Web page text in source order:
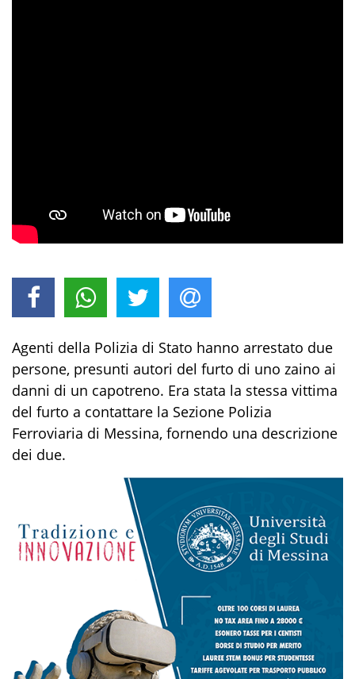
Agenti della Polizia di Stato hanno arrestato due
persone, presunti autori del furto di uno zaino ai
danni di un capotreno. Era stata la stessa vittima
del furto a contattare la Sezione Polizia
Ferroviaria di Messina, fornendo una descrizione
dei due.